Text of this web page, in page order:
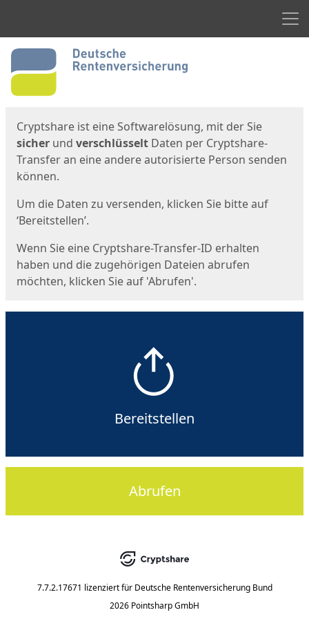
Start
Cryptshare ist eine Softwarelösung, mit der Sie
sicher und verschlüsselt Daten per Cryptshare-
Transfer an eine andere autorisierte Person senden
können.
Um die Daten zu versenden, klicken Sie bitte auf
‘Bereitstellen’.
Wenn Sie eine Cryptshare-Transfer-ID erhalten
haben und die zugehörigen Dateien abrufen
möchten, klicken Sie auf 'Abrufen'.
Bereitstellen
Abrufen
7.7.2.17671 lizenziert für Deutsche Rentenversicherung Bund
2026 Pointsharp GmbH